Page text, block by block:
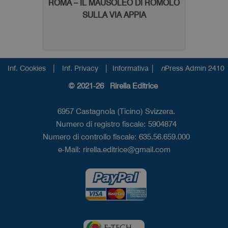
ROMA – IL MAUSOLEO DI ROMOLO
SULLA VIA APPIA
Inf. Cookies | Inf. Privacy | Informativa | nPress Admin 2410
© 2021-26 Rirella Editrice
6957 Castagnola (Ticino) Svizzera.
Numero di registro fiscale: 5904874
Numero di controllo fiscale: 635.56.659.000
e-Mail: rirella.editrice@gmail.com